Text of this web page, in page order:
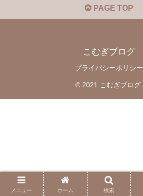
PAGE TOP
こむぎブログ
プライバシーポリシー
© 2021 こむぎブログ.
メニュー ホーム 検索